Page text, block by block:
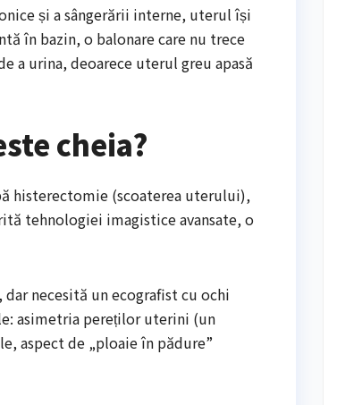
și a sângerării interne, uterul își
în bazin, o balonare care nu trece
a urina, deoarece uterul greu apasă
cheia?
histerectomie (scoaterea uterului),
tehnologiei imagistice avansate, o
necesită un ecografist cu ochi
asimetria pereților uterini (un
aspect de „ploaie în pădure”